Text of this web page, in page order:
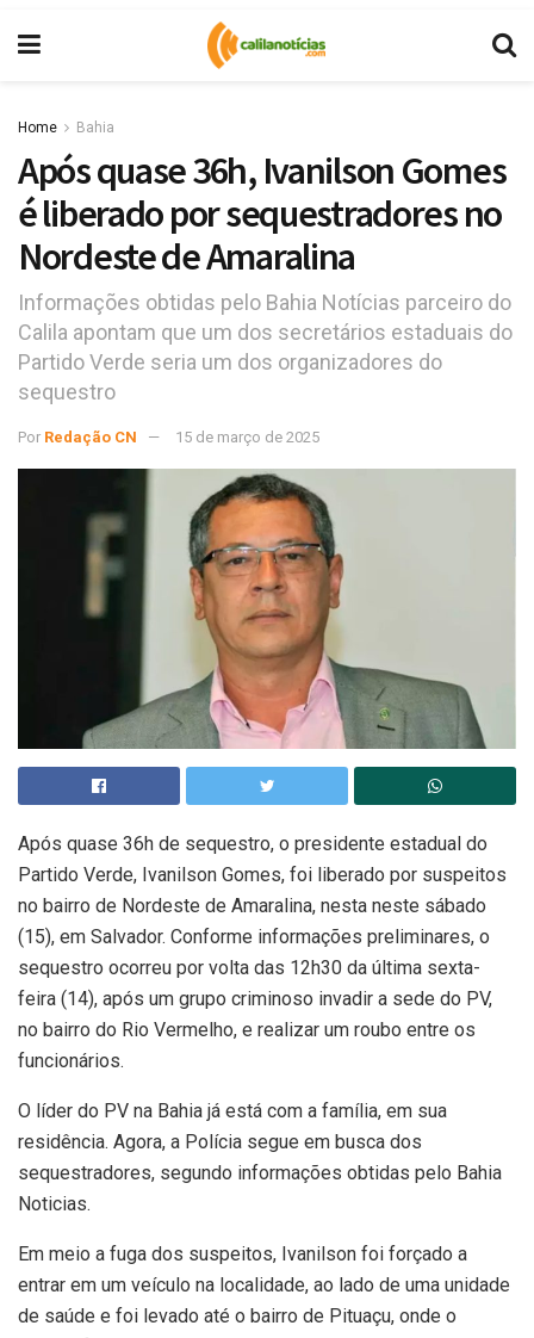
Home Bahia
Após quase 36h, Ivanilson Gomes
é liberado por sequestradores no
Nordeste de Amaralina
Informações obtidas pelo Bahia Notícias parceiro do
Calila apontam que um dos secretários estaduais do
Partido Verde seria um dos organizadores do
sequestro
Por Redação CN 15 de março de 2025
Após quase 36h de sequestro, o presidente estadual do
Partido Verde, Ivanilson Gomes, foi liberado por suspeitos
no bairro de Nordeste de Amaralina, nesta neste sábado
(15), em Salvador. Conforme informações preliminares, o
sequestro ocorreu por volta das 12h30 da última sexta-
feira (14), após um grupo criminoso invadir a sede do PV,
no bairro do Rio Vermelho, e realizar um roubo entre os
funcionários.
O líder do PV na Bahia já está com a família, em sua
residência. Agora, a Polícia segue em busca dos
sequestradores, segundo informações obtidas pelo Bahia
Noticias.
Em meio a fuga dos suspeitos, Ivanilson foi forçado a
entrar em um veículo na localidade, ao lado de uma unidade
de saúde e foi levado até o bairro de Pituaçu, onde o